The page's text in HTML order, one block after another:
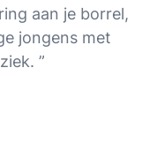
aan je borrel,
jongens met
”